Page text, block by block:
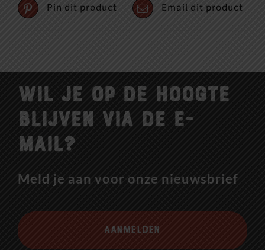
Pin dit product Email dit product
Wil je op de hoogte
blijven via de e-
mail?
Meld je aan voor onze nieuwsbrief
Aanmelden